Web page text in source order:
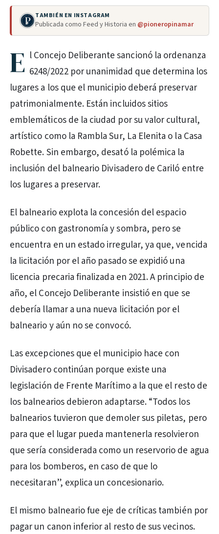
TAMBIÉN EN INSTAGRAM
Publicada como Feed y Historia en @pioneropinamar
E l Concejo Deliberante sancionó la ordenanza
6248/2022 por unanimidad que determina los
lugares a los que el municipio deberá preservar
patrimonialmente. Están incluidos sitios
emblemáticos de la ciudad por su valor cultural,
artístico como la Rambla Sur, La Elenita o la Casa
Robette. Sin embargo, desató la polémica la
inclusión del balneario Divisadero de Cariló entre
los lugares a preservar.
El balneario explota la concesión del espacio
público con gastronomía y sombra, pero se
encuentra en un estado irregular, ya que, vencida
la licitación por el año pasado se expidió una
licencia precaria finalizada en 2021. A principio de
año, el Concejo Deliberante insistió en que se
debería llamar a una nueva licitación por el
balneario y aún no se convocó.
Las excepciones que el municipio hace con
Divisadero continúan porque existe una
legislación de Frente Marítimo a la que el resto de
los balnearios debieron adaptarse. “Todos los
balnearios tuvieron que demoler sus piletas, pero
para que el lugar pueda mantenerla resolvieron
que sería considerada como un reservorio de agua
para los bomberos, en caso de que lo
necesitaran”, explica un concesionario.
El mismo balneario fue eje de críticas también por
pagar un canon inferior al resto de sus vecinos.